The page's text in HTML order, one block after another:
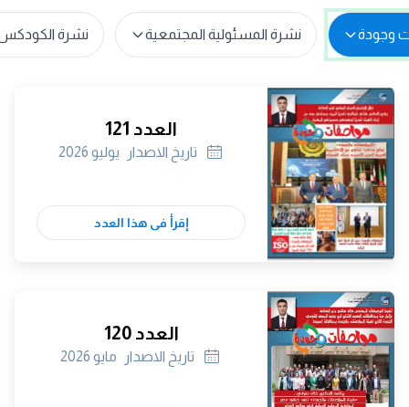
نشرة المسئولية المجتمعية نشرة
العدد 121
تاريخ الاصدار يوليو 2026
إقرأ فى هذا العدد
العدد 120
تاريخ الاصدار مايو 2026